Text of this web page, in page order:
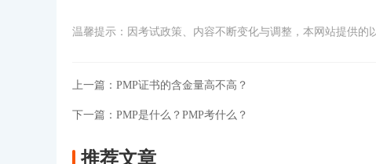
温馨提示：因考试政策、内容不断变化与调整，本网站提供的
上一篇： PMP证书的含金量高不高？
下一篇： PMP是什么？PMP考什么？
推荐文章